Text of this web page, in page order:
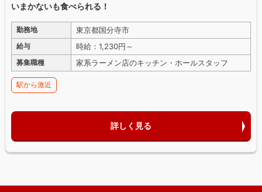
いまかないも食べられる！
勤務地 東京都国分寺市
給与 時給：1,230円～
募集職種 家系ラーメン店のキッチン・ホールスタッフ
駅から激近
詳しく見る